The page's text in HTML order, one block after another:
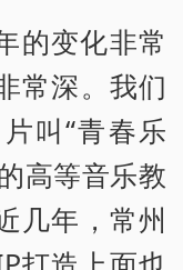
的变化非常
常深。我们
叫“青春乐
高等音乐教
几年，常州